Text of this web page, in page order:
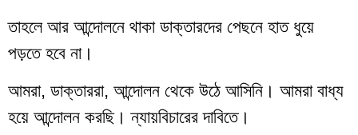
তাহলে আর আন্দোলনে থাকা ডাক্তারদের পেছনে হাত ধুয়ে
পড়তে হবে না।
আমরা, ডাক্তাররা, আন্দোলন থেকে উঠে আসিনি। আমরা বাধ্য
হয়ে আন্দোলন করছি। ন্যায়বিচারের দাবিতে।